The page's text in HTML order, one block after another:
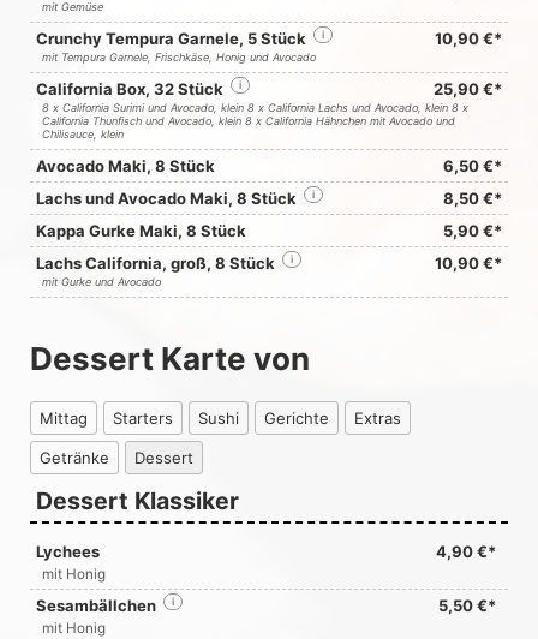
mit Gemüse
Crunchy Tempura Garnele, 5 Stück i 10,90 €*
mit Tempura Garnele, Frischkäse, Honig und Avocado
California Box, 32 Stück i 25,90 €*
8 x California Surimi und Avocado, klein 8 x California Lachs und Avocado, klein 8 x
California Thunfisch und Avocado, klein 8 x California Hähnchen mit Avocado und
Chilisauce, klein
Avocado Maki, 8 Stück
6,50 €*
Lachs und Avocado Maki, 8 Stück
i
8,50 €*
Kappa Gurke Maki, 8 Stück
5,90 €*
Lachs California, groß, 8 Stück
i 10,90 €*
mit Gurke und Avocado
Dessert Karte von
Mittag Starters Sushi Gerichte Extras
Getränke Dessert
Dessert Klassiker
Lychees 4,90 €*
mit Honig
Sesambällchen 5,50 €*
i
mit Honig